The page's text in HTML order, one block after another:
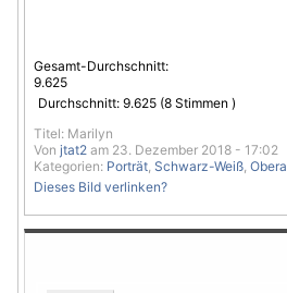
Gesamt-Durchschnitt:
9.625
Durchschnitt: 9.625 (8 Stimmen )
Titel: Marilyn
Von jtat2 am 23. Dezember 2018 - 17:02
Kategorien: Porträt, Schwarz-Weiß,
Dieses Bild verlinken?